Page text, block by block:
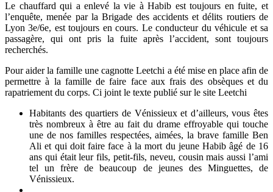
Le chauffard qui a enlevé la vie à Habib est toujours en fuite, et
l’enquête, menée par la Brigade des accidents et délits routiers de
Lyon 3e/6e, est toujours en cours. Le conducteur du véhicule et sa
passagère, qui ont pris la fuite après l’accident, sont toujours
recherchés.
Pour aider la famille une cagnotte Leetchi a été mise en place afin de
permettre à la famille de faire face aux frais des obsèques et du
rapatriement du corps. Ci joint le texte publié sur le site Leetchi
Habitants des quartiers de Vénissieux et d’ailleurs, vous êtes
très nombreux à être au fait du drame effroyable qui touche
une de nos familles respectées, aimées, la brave famille Ben
Ali et qui doit faire face à la mort du jeune Habib âgé de 16
ans qui était leur fils, petit-fils, neveu, cousin mais aussi l’ami
tel un frère de beaucoup de jeunes des Minguettes, de
Vénissieux.